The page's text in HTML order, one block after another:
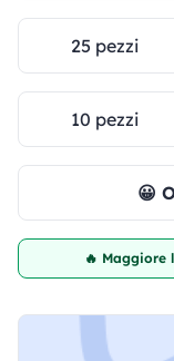
25 pezzi
10 pezzi
😀
🔥